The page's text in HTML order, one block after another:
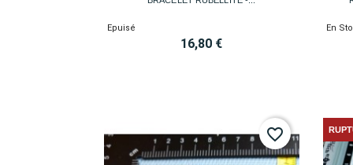
Epuisé
16,80 €
En
favorite_border